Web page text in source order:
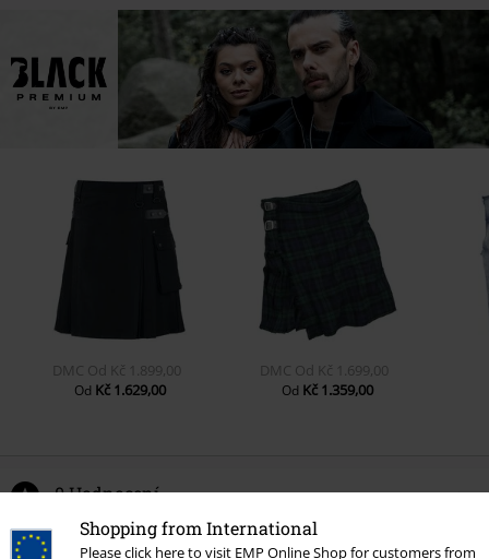
Shopping from International
Please click here to visit EMP Online Shop for customers from
DMC Od Kč 1.899,00
Od Kč 1.629,00
DMC Od Kč 1.699,00
Od Kč 1.359,00
0 Hodnocení
Podělte se o váš názor "Army Vintage Trousers".